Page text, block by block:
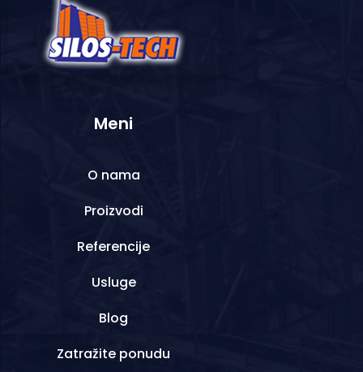
Meni
O nama
Proizvodi
Referencije
Usluge
Blog
Zatražite ponudu